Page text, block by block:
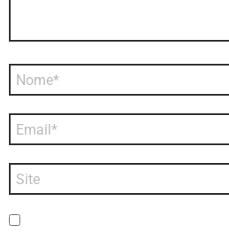
mail
*